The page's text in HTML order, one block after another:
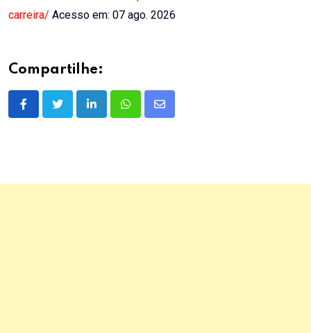
carreira/ Acesso em: 07 ago. 2026
Compartilhe:
LinkedInWhatsappShare